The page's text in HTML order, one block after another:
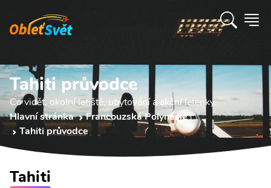
Tahiti průvodce
Co vidět, okolní letiště, ubytování a akční letenky.
Hlavní stránka
Francouzská Polynésie
Tahiti průvodce
Tahiti